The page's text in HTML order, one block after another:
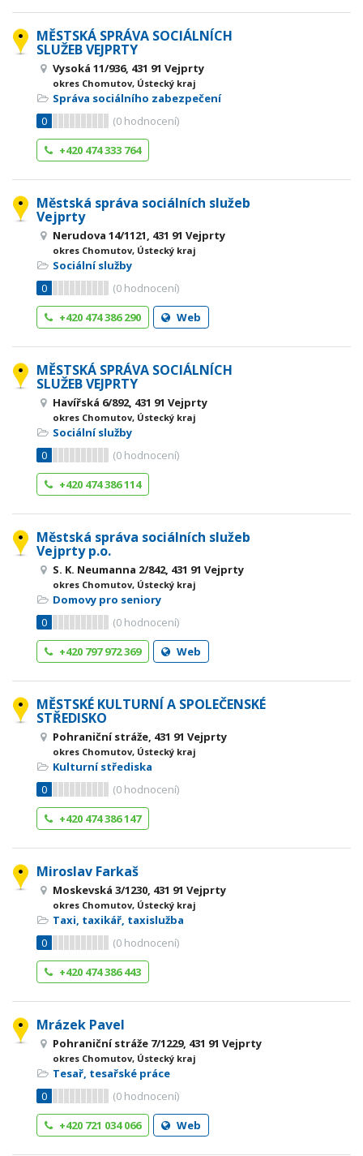
MĚSTSKÁ SPRÁVA SOCIÁLNÍCH
SLUŽEB VEJPRTY
Vysoká 11/936, 431 91 Vejprty
okres Chomutov, Ústecký kraj
Správa sociálního zabezpečení
0
(0 hodnocení)
+420 474 333 764
Městská správa sociálních služeb
Vejprty
Nerudova 14/1121, 431 91 Vejprty
okres Chomutov, Ústecký kraj
Sociální služby
0
(0 hodnocení)
+420 474 386 290
Web
MĚSTSKÁ SPRÁVA SOCIÁLNÍCH
SLUŽEB VEJPRTY
Havířská 6/892, 431 91 Vejprty
okres Chomutov, Ústecký kraj
Sociální služby
0
(0 hodnocení)
+420 474 386 114
Městská správa sociálních služeb
Vejprty p.o.
S. K. Neumanna 2/842, 431 91 Vejprty
okres Chomutov, Ústecký kraj
Domovy pro seniory
0
(0 hodnocení)
+420 797 972 369
Web
MĚSTSKÉ KULTURNÍ A SPOLEČENSKÉ
STŘEDISKO
Pohraniční stráže, 431 91 Vejprty
okres Chomutov, Ústecký kraj
Kulturní střediska
0
(0 hodnocení)
+420 474 386 147
Miroslav Farkaš
Moskevská 3/1230, 431 91 Vejprty
okres Chomutov, Ústecký kraj
Taxi, taxikář, taxislužba
0
(0 hodnocení)
+420 474 386 443
Mrázek Pavel
Pohraniční stráže 7/1229, 431 91 Vejprty
okres Chomutov, Ústecký kraj
Tesař, tesařské práce
0
(0 hodnocení)
+420 721 034 066
Web